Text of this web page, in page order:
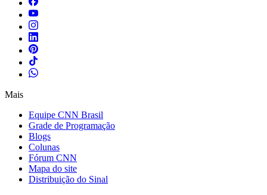
Mais
Equipe CNN Brasil
Grade de Programação
Blogs
Colunas
Fórum CNN
Mapa do site
Distribuição do Sinal